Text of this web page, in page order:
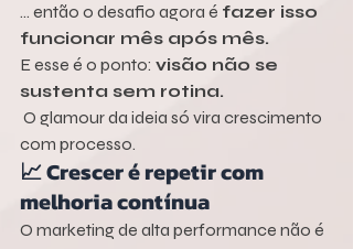
... então o desafio agora é fazer isso
funcionar mês após mês.
E esse é o ponto: visão não se
sustenta sem rotina.
O glamour da ideia só vira crescimento
com processo.
📈 Crescer é repetir com
melhoria contínua
O marketing de alta performance não é